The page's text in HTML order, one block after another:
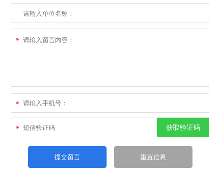
*
*
* 获取验证码